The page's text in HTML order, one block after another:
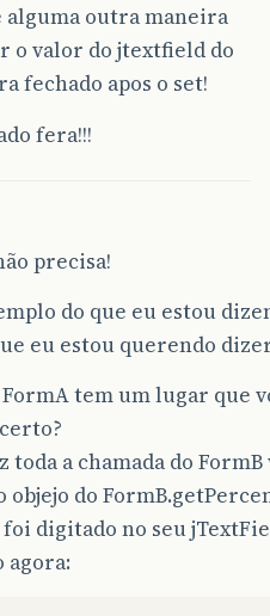
alguma outra maneira
o valor do jtextfield do
fechado apos o set!
fera!!!
precisa!
do que eu estou
eu estou querendo
tem um lugar que
toda a chamada do FormB
do
digitado no seu
agora: